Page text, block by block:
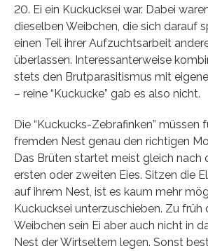
20. Ei ein Kuckucksei war. Dabei
dieselben Weibchen, die sich darauf
einen Teil ihrer Aufzuchtsarbeit
überlassen. Interessanterweise
stets den Brutparasitismus mit
– reine “Kuckucke” gab es also nicht.
Die “Kuckucks-Zebrafinken” müssen
fremden Nest genau den richtigen
Das Brüten startet meist gleich nach
ersten oder zweiten Eies. Sitzen die
auf ihrem Nest, ist es kaum mehr
Kuckucksei unterzuschieben. Zu früh
Weibchen sein Ei aber auch nicht in
Nest der Wirtseltern legen. Sonst